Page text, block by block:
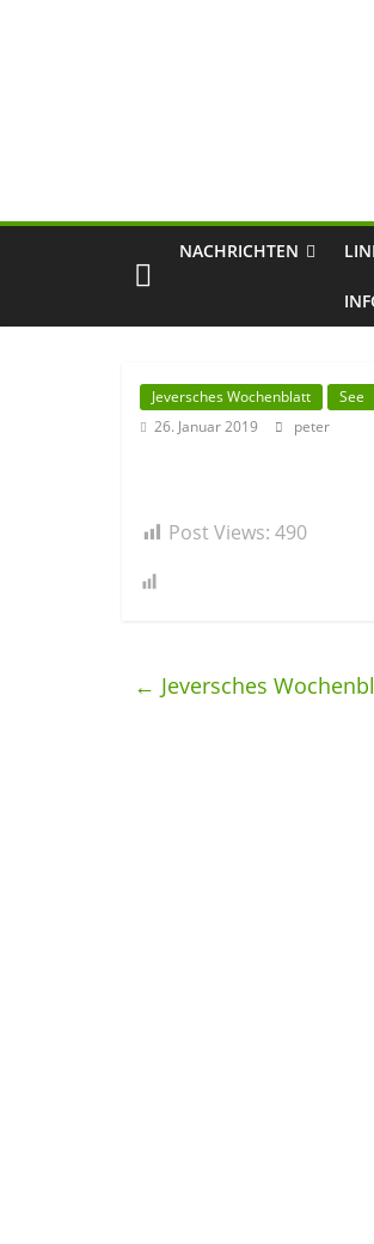
NACHRICHTEN
Jeversches Wochenblatt
See
26. Januar 2019
peter
Post Views: 490
← Jeversches